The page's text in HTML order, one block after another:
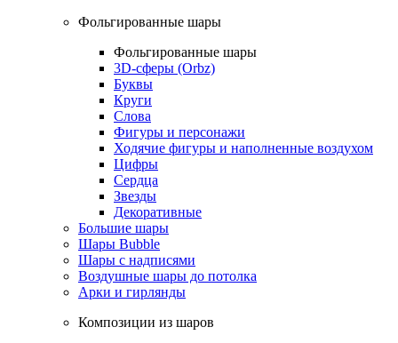
Фольгированные шары
Фольгированные шары
3D-сферы (Orbz)
Буквы
Круги
Слова
Фигуры и персонажи
Ходячие фигуры и наполненные воздухом
Цифры
Сердца
Звезды
Декоративные
Большие шары
Шары Bubble
Шары с надписями
Воздушные шары до потолка
Арки и гирлянды
Композиции из шаров